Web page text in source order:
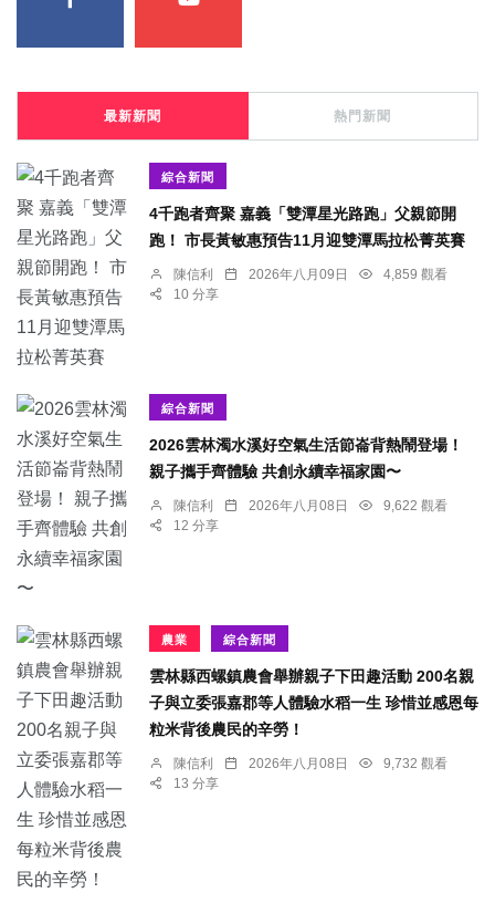
最新新聞 熱門新聞
綜合新聞
4千跑者齊聚 嘉義「雙潭星光路跑」父親節開
跑！ 市長黃敏惠預告11月迎雙潭馬拉松菁英賽
陳信利 2026年八月09日
4,859 觀看
10 分享
綜合新聞
2026雲林濁水溪好空氣生活節崙背熱鬧登場！
親子攜手齊體驗 共創永續幸福家園〜
陳信利 2026年八月08日
9,622 觀看
12 分享
農業 綜合新聞
雲林縣西螺鎮農會舉辦親子下田趣活動 200名親
子與立委張嘉郡等人體驗水稻一生 珍惜並感恩每
粒米背後農民的辛勞！
陳信利 2026年八月08日
9,732 觀看
13 分享